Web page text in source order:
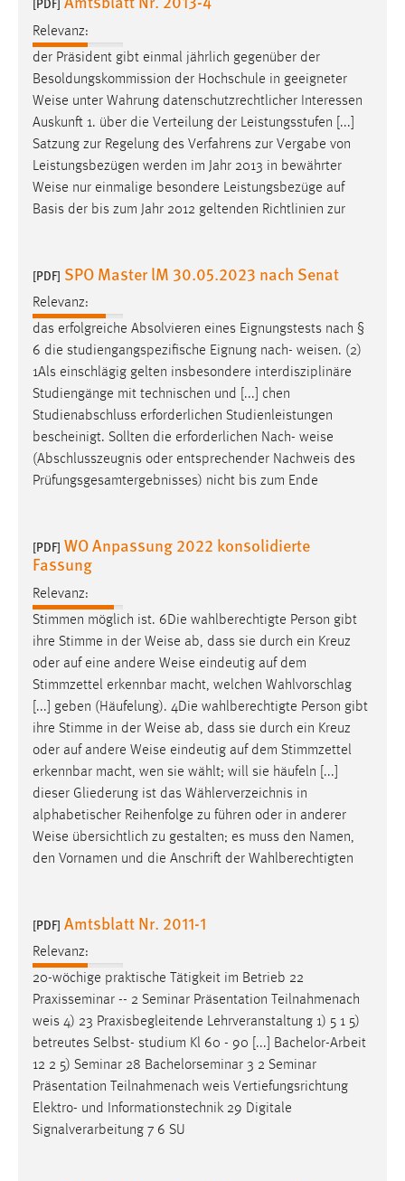
[PDF]
Relevanz:
der Präsident gibt einmal jährlich gegenüber der
Besoldungskommission der Hochschule in geeigneter
Weise unter Wahrung datenschutzrechtlicher Interessen
Auskunft 1. über die Verteilung der Leistungsstufen [...]
Satzung zur Regelung des Verfahrens zur Vergabe von
Leistungsbezügen werden im Jahr 2013 in bewährter
Weise nur einmalige besondere Leistungsbezüge auf
Basis der bis zum Jahr 2012 geltenden Richtlinien zur
[PDF] SPO Master lM 30.05.2023 nach Senat
Relevanz:
das erfolgreiche Absolvieren eines Eignungstests nach §
6 die studiengangspezifische Eignung nach- weisen. (2)
1Als einschlägig gelten insbesondere interdisziplinäre
Studiengänge mit technischen und [...] chen
Studienabschluss erforderlichen Studienleistungen
bescheinigt. Sollten die erforderlichen Nach- weise
(Abschlusszeugnis oder entsprechender Nachweis des
Prüfungsgesamtergebnisses) nicht bis zum Ende
[PDF] WO Anpassung 2022 konsolidierte
Fassung
Relevanz:
Stimmen möglich ist. 6Die wahlberechtigte Person gibt
ihre Stimme in der Weise ab, dass sie durch ein Kreuz
oder auf eine andere Weise eindeutig auf dem
Stimmzettel erkennbar macht, welchen Wahlvorschlag
[...] geben (Häufelung). 4Die wahlberechtigte Person gibt
ihre Stimme in der Weise ab, dass sie durch ein Kreuz
oder auf andere Weise eindeutig auf dem Stimmzettel
erkennbar macht, wen sie wählt; will sie häufeln [...]
dieser Gliederung ist das Wählerverzeichnis in
alphabetischer Reihenfolge zu führen oder in anderer
Weise übersichtlich zu gestalten; es muss den Namen,
den Vornamen und die Anschrift der Wahlberechtigten
[PDF] Amtsblatt Nr. 2011-1
Relevanz:
20-wöchige praktische Tätigkeit im Betrieb 22
Praxisseminar -- 2 Seminar Präsentation Teilnahmenach
weis 4) 23 Praxisbegleitende Lehrveranstaltung 1) 5 1 5)
betreutes Selbst- studium Kl 60 - 90 [...] Bachelor-Arbeit
12 2 5) Seminar 28 Bachelorseminar 3 2 Seminar
Präsentation Teilnahmenach weis Vertiefungsrichtung
Elektro- und Informationstechnik 29 Digitale
Signalverarbeitung 7 6 SU